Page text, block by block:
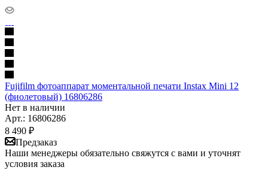
Fujifilm фотоаппарат моментальной печати Instax Mini 12
(фиолетовый) 16806286
Нет в наличии
Арт.: 16806286
8 490 ₽
Предзаказ
Наши менеджеры обязательно свяжутся с вами и уточнят
условия заказа